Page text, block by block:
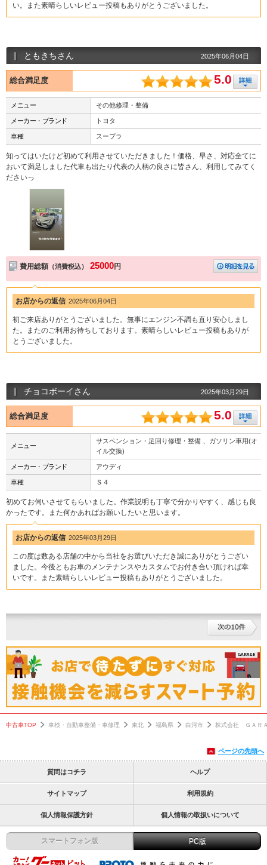
い。また素晴らしいレビュー投稿もありがとうございました。
ともきちさん 2025年06月04日
総合満足度 5.0
メニュー その他修理・整備
メーカー・ブランド トヨタ
車種 スープラ
知ってはいたけど初めて利用させていただきました！価格、早さ、対応全てに
おいて満足しました代車も出たり代表の人柄の良さに皆さん、利用してみてく
ださいっ
費用総額 （消費税込） 25000円
お店からの返信 2025年06月04日
初ご来店ありがとうございました。無事にエンジン不調も直り安心しまし
た。またのご利用お待ちしております。素晴らしいレビュー投稿もありが
とうございました。
チョコボーイさん 2025年03月29日
総合満足度 5.0
メニュー
サスペンション・足回り修理・整備 、ガソリン車用(オ
イル交換)
メーカー・ブランド アウディ
車種 Ｓ４
初めてお伺いさせてもらいました。作業説明も丁寧で分かりやすく、感じも良
かったです。また何かあればお願いしたいと思います。
お店からの返信 2025年03月29日
この度は数ある店舗の中から当社をお選びいただき誠にありがとうござい
ました。今後ともお車のメンテナンスやカスタムでお付き合い頂ければ幸
いです。また素晴らしいレビュー投稿もありがとうございました。
中古車TOP 車検・自動車整備・車修理 東北 福島県 白河市 株式会社 ＧＡＲ
ページの先頭へ
質問はコチラ ヘルプ
サイトマップ 利用規約
個人情報保護方針 個人情報の取扱いについて
スマートフォン版 PC版